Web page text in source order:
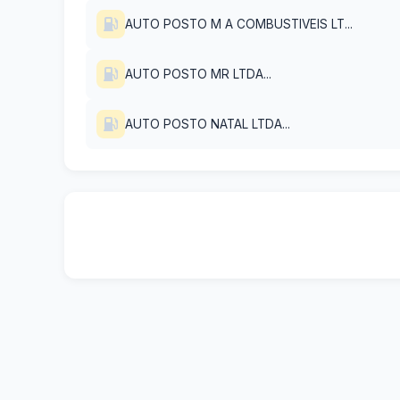
AUTO POSTO M A COMBUSTIVEIS LT...
AUTO POSTO MR LTDA...
AUTO POSTO NATAL LTDA...